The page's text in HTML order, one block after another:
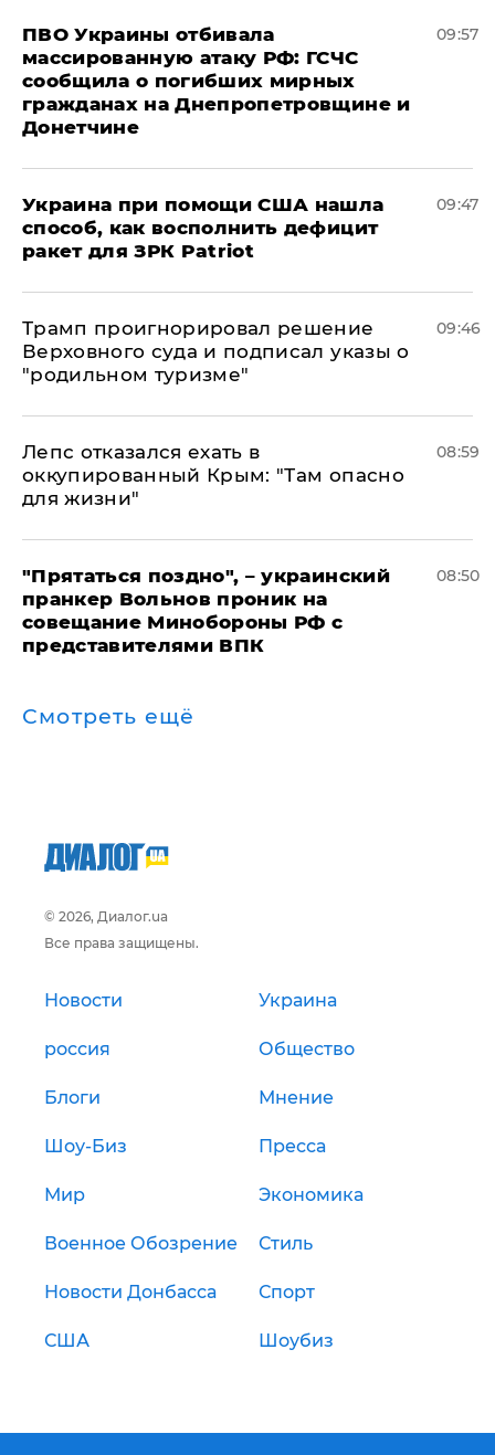
ПВО Украины отбивала
массированную атаку РФ: ГСЧС
сообщила о погибших мирных
гражданах на Днепропетровщине и
Донетчине
09:57
Украина при помощи США нашла
способ, как восполнить дефицит
ракет для ЗРК Patriot
09:47
Трамп проигнорировал решение
Верховного суда и подписал указы о
"родильном туризме"
09:46
Лепс отказался ехать в
оккупированный Крым: "Там опасно
для жизни"
08:59
"Прятаться поздно", – украинский
пранкер Вольнов проник на
совещание Минобороны РФ с
представителями ВПК
08:50
Смотреть ещё
© 2026, Диалог.ua
Все права защищены.
Новости Украина
россия Общество
Блоги Мнение
Шоу-Биз Пресса
Мир Экономика
Военное Обозрение Стиль
Новости Донбасса Спорт
США Шоубиз